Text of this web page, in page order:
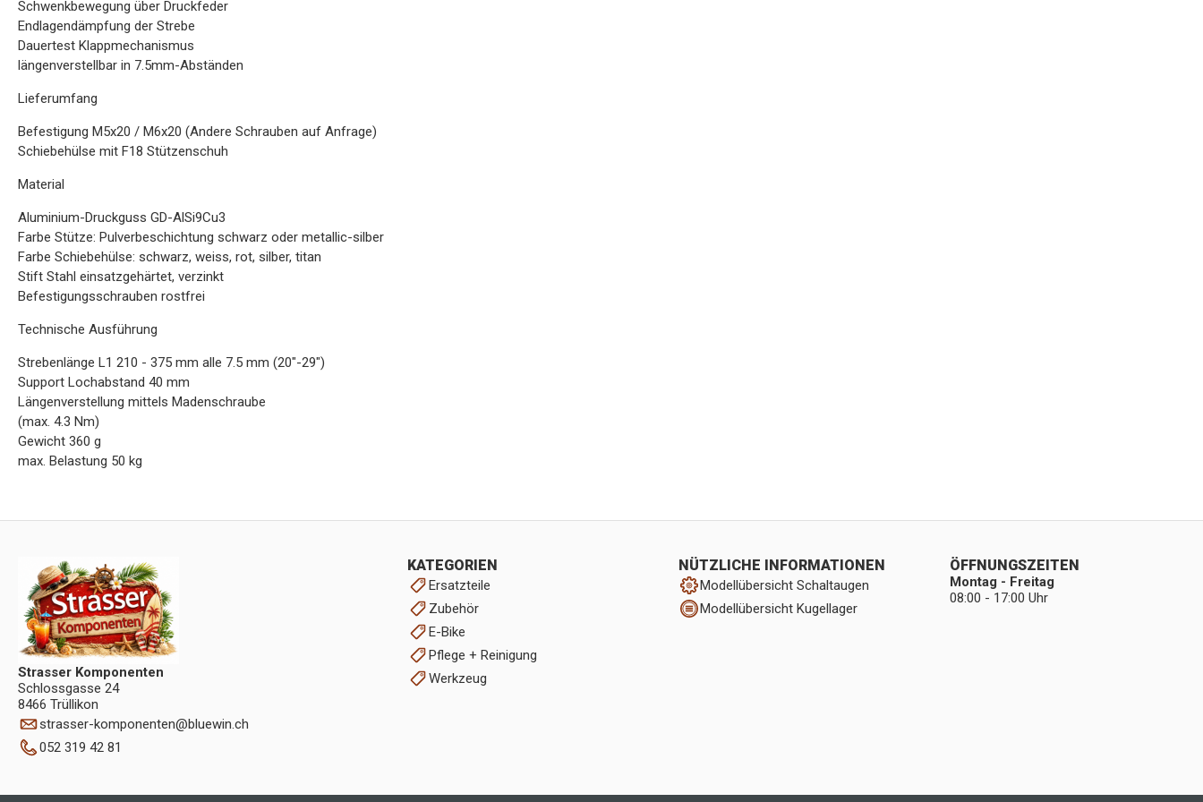
Schwenkbewegung über Druckfeder
Endlagendämpfung der Strebe
Dauertest Klappmechanismus
längenverstellbar in 7.5mm-Abständen
Lieferumfang
Befestigung M5x20 / M6x20 (Andere Schrauben auf Anfrage)
Schiebehülse mit F18 Stützenschuh
Material
Aluminium-Druckguss GD-AlSi9Cu3
Farbe Stütze: Pulverbeschichtung schwarz oder metallic-silber
Farbe Schiebehülse: schwarz, weiss, rot, silber, titan
Stift Stahl einsatzgehärtet, verzinkt
Befestigungsschrauben rostfrei
Technische Ausführung
Strebenlänge L1 210 - 375 mm alle 7.5 mm (20"-29")
Support Lochabstand 40 mm
Längenverstellung mittels Madenschraube
(max. 4.3 Nm)
Gewicht 360 g
max. Belastung 50 kg
Strasser Komponenten
Schlossgasse 24
8466 Trüllikon
strasser-komponenten@bluewin.ch
052 319 42 81
KATEGORIEN
Ersatzteile
Zubehör
E-Bike
Pflege + Reinigung
Werkzeug
NÜTZLICHE INFORMATIONEN
Modellübersicht Schaltaugen
Modellübersicht Kugellager
ÖFFNUNGSZEITEN
Montag - Freitag
08:00 - 17:00 Uhr